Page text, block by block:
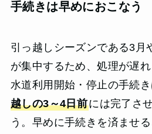
手続きは早めにおこなう
引っ越しシーズンである3月
が集中するため、処理が遅れ
水道利用開始・停止の手続き
越しの3～4日前には完了さ
う。早めに手続きを済ませ